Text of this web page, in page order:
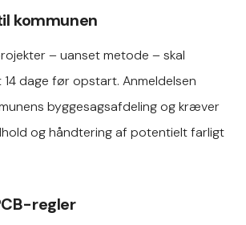
kommunen
– uanset metode – skal
dage før opstart. Anmeldelsen
byggesagsafdeling og kræver
og håndtering af potentielt farligt
regler